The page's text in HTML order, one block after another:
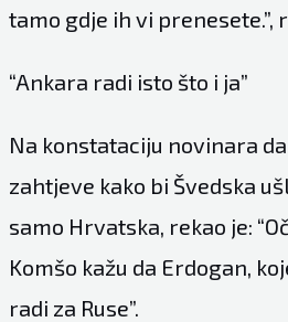
tamo gdje ih vi prenesete.”,
“Ankara radi isto što i ja”
Na konstataciju novinara
zahtjeve kako bi Švedska
samo Hrvatska, rekao je:
Komšo kažu da Erdogan,
radi za Ruse”.